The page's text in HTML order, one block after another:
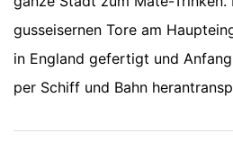
gusseisernen Tore am
in England gefertigt und
per Schiff und Bahn